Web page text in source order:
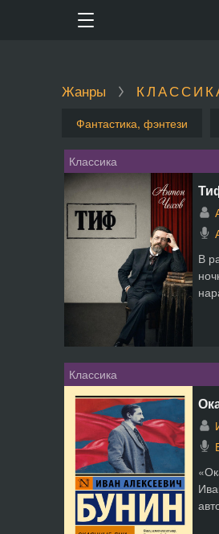
Жанры
Фантастика, фэнтези
Классика
В
Классика